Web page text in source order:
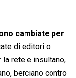
cambiate per
di editori o
rete e insultano,
berciano contro